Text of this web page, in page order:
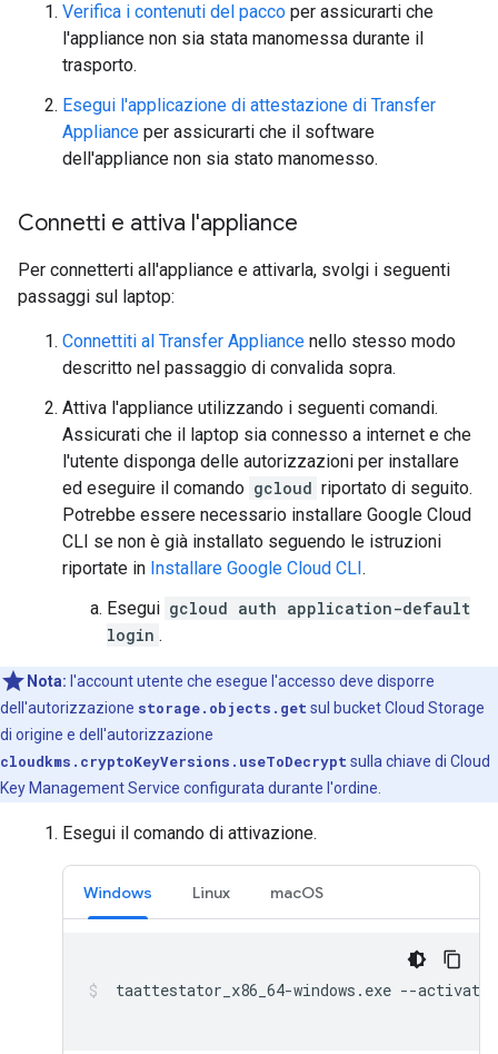
Verifica i contenuti del pacco per assicurarti che
l'appliance non sia stata manomessa durante il
trasporto.
Esegui l'applicazione di attestazione di Transfer
Appliance per assicurarti che il software
dell'appliance non sia stato manomesso.
Connetti e attiva l'appliance
Per connetterti all'appliance e attivarla, svolgi i seguenti
passaggi sul laptop:
Connettiti al Transfer Appliance nello stesso modo
descritto nel passaggio di convalida sopra.
Attiva l'appliance utilizzando i seguenti comandi.
Assicurati che il laptop sia connesso a internet e che
l'utente disponga delle autorizzazioni per installare
ed eseguire il comando gcloud riportato di seguito.
Potrebbe essere necessario installare Google Cloud
CLI se non è già installato seguendo le istruzioni
riportate in Installare Google Cloud CLI.
Esegui gcloud auth application-default
login .
Nota: l'account utente che esegue l'accesso deve disporre
dell'autorizzazione storage.objects.get sul bucket Cloud Storage
di origine e dell'autorizzazione
cloudkms.cryptoKeyVersions.useToDecrypt sulla chiave di Cloud
Key Management Service configurata durante l'ordine.
Esegui il comando di attivazione.
Windows Linux macOS
taattestator_x86_64-windows.exe --